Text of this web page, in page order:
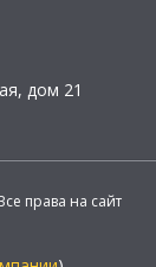
дом 21
права на сайт